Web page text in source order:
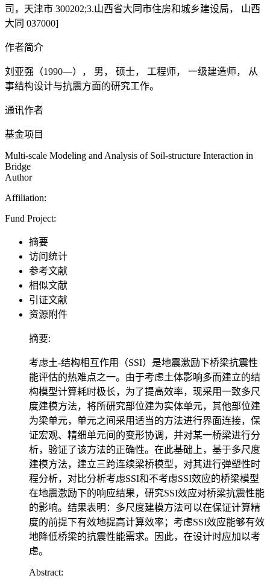
司，天津市 300202;3.山西省大同市住房和城乡建设局， 山西
大同 037000]
作者简介
刘亚强（1990—）， 男， 硕士， 工程师， 一级建造师， 从
事结构设计与抗震方面的研究工作。
通讯作者
基金项目
Multi-scale Modeling and Analysis of Soil-structure Interaction in
Bridge
Author
Affiliation:
Fund Project:
摘要
访问统计
参考文献
相似文献
引证文献
资源附件
摘要:
考虑土-结构相互作用（SSI）是地震激励下桥梁抗震性
能评估的热难点之一。由于考虑土体影响多而建立的结
构模型计算耗时极长，为了提高效率，现采用一致多尺
度建模方法，将所研究部位建为实体单元，其他部位建
为梁单元，单元之间采用适当的方法进行界面连接，保
证宏观、精细单元间的变形协调，并对某一桥梁进行分
析，验证了该方法的正确性。在此基础上，基于多尺度
建模方法，建立三跨连续梁桥模型，对其进行弹塑性时
程分析，对比分析考虑SSI和不考虑SSI效应的桥梁模型
在地震激励下的响应结果，研究SSI效应对桥梁抗震性能
的影响。结果表明：多尺度建模方法可以在保证计算精
度的前提下有效地提高计算效率；考虑SSI效应能够有效
地降低桥梁的抗震性能需求。因此，在设计时应加以考
虑。
Abstract: